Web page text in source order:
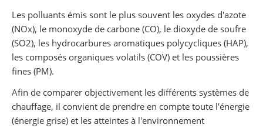
Les polluants émis sont le plus souvent les oxydes d'azote
(NOx), le monoxyde de carbone (CO), le dioxyde de soufre
(SO2), les hydrocarbures aromatiques polycycliques (HAP),
les composés organiques volatils (COV) et les poussières
fines (PM).
Afin de comparer objectivement les différents systèmes de
chauffage, il convient de prendre en compte toute l'énergie
(énergie grise) et les atteintes à l'environnement